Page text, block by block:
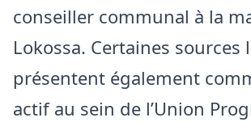
conseiller communal à la
Lokossa. Certaines sources
présentent également
actif au sein de l’Union